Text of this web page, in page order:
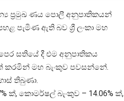
ප්‍රමුඛ ණය පොලී අනුපාතිකයන්
පහළ පැමිණ ඇති බව ශ්‍රී ලංකා මහ
සතියේ දී එම අනුපාතිකය
කරමින් මහ බැංකුව පවසන්නේ.
තිබුණා.
ක්, කොමර්ෂල් බැංකුව – 14.06% ක්,